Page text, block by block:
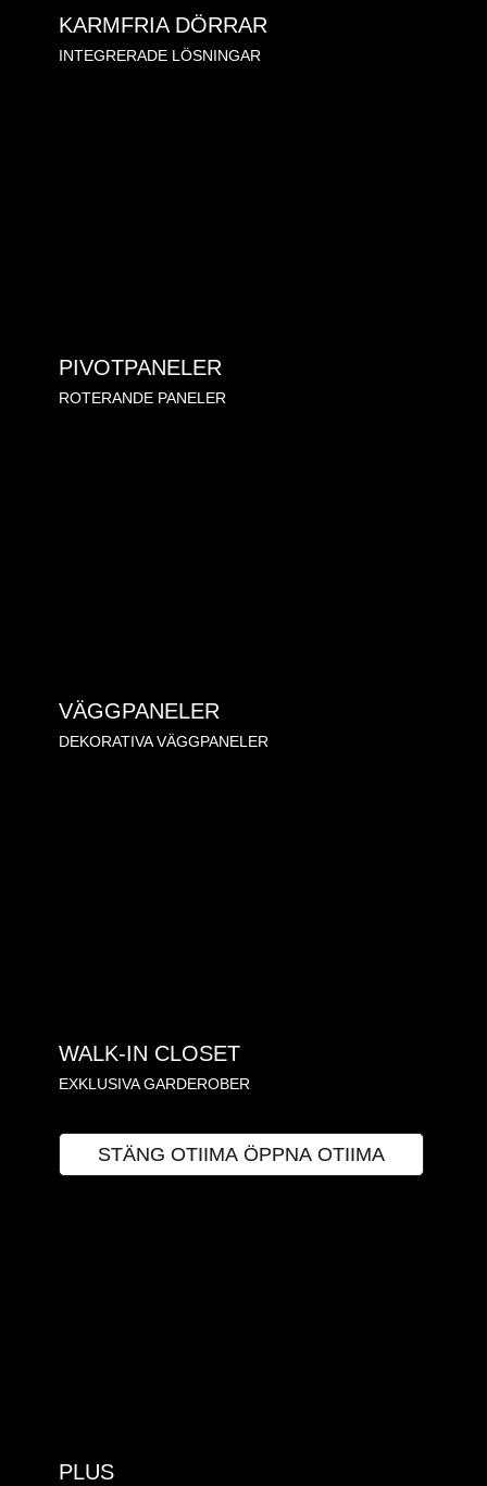
KARMFRIA DÖRRAR
INTEGRERADE LÖSNINGAR
PIVOTPANELER
ROTERANDE PANELER
VÄGGPANELER
DEKORATIVA VÄGGPANELER
WALK-IN CLOSET
EXKLUSIVA GARDEROBER
STÄNG OTIIMA ÖPPNA OTIIMA
PLUS